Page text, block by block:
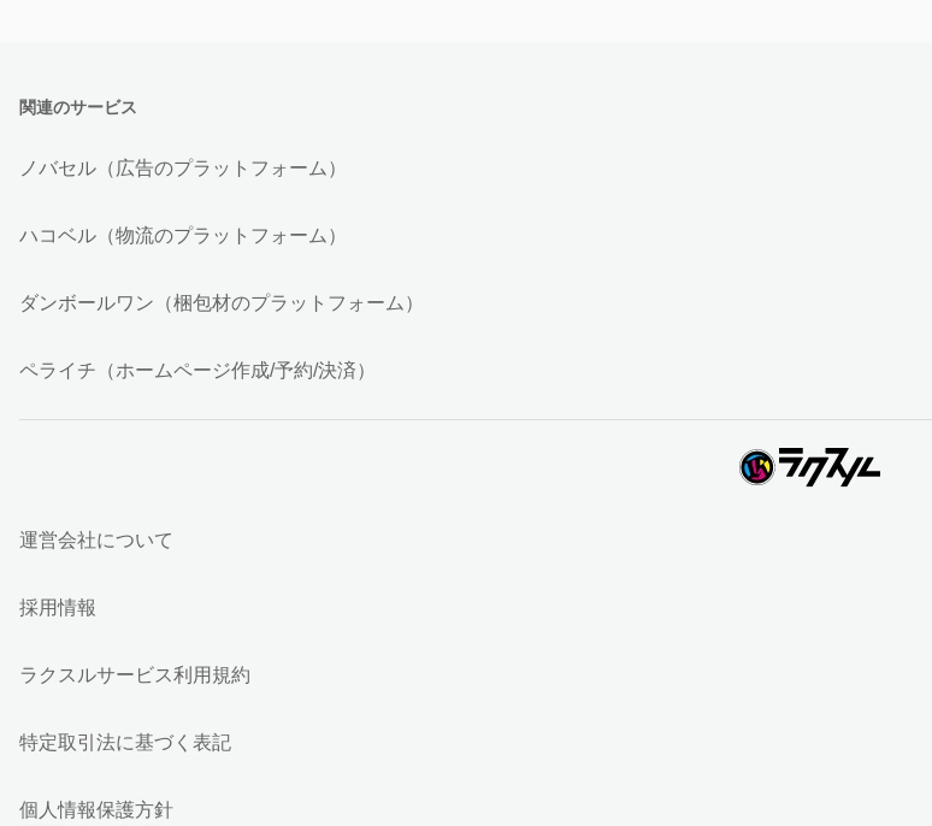
関連のサービス
ノバセル（広告のプラットフォーム）
ハコベル（物流のプラットフォーム）
ダンボールワン（梱包材のプラットフォーム）
ペライチ（ホームページ作成/予約/決済）
運営会社について
採用情報
ラクスルサービス利用規約
特定取引法に基づく表記
個人情報保護方針